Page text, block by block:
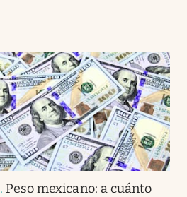
. Peso mexicano: a cuánto